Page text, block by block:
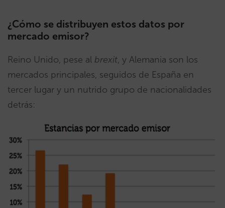
¿Cómo se distribuyen estos datos por
mercado emisor?
Reino Unido, pese al brexit, y Alemania son los
mercados principales, seguidos de España en
tercer lugar y un nutrido grupo de nacionalidades
detrás: